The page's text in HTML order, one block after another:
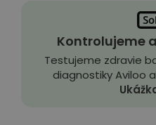
Kontrolujeme
Testujeme zdravie
diagnostiky Aviloo